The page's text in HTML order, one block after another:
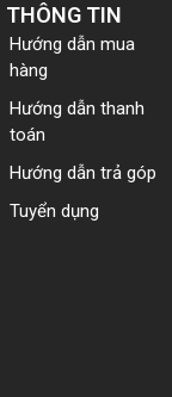
THÔNG TIN
Hướng dẫn mua
hàng
Hướng dẫn thanh
toán
Hướng dẫn trả góp
Tuyển dụng